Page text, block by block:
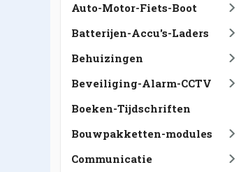
Auto-Motor-Fiets-Boot
Batterijen-Accu's-Laders
Behuizingen
Beveiliging-Alarm-CCTV
Boeken-Tijdschriften
Bouwpakketten-modules
Communicatie